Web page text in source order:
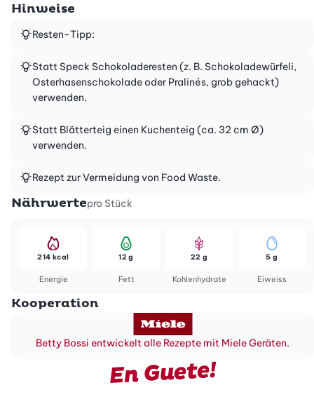
Hinweise
Resten-Tipp:
Statt Speck Schokoladeresten (z. B. Schokoladewürfeli,
Osterhasenschokolade oder Pralinés, grob gehackt)
verwenden.
Statt Blätterteig einen Kuchenteig (ca. 32 cm Ø)
verwenden.
Rezept zur Vermeidung von Food Waste.
Nährwertepro Stück
Energie
214 kcal
Fett
12 g
Kohlenhydrate
22 g
Eiweiss
5 g
Kooperation
Betty Bossi entwickelt alle Rezepte mit Miele Geräten.
En Guete!